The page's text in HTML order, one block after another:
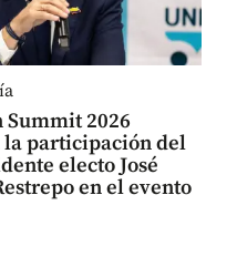
Summit 2026
participación del
electo José
en el evento